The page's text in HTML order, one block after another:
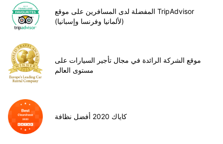
المفضلة لدى المسافرين على موقع TripAdvisor
(لألمانيا وفرنسا وإسبانيا)
موقع الشركة الرائدة في مجال تأجير السيارات على
مستوى العالم
كاياك 2020 أفضل نظافة